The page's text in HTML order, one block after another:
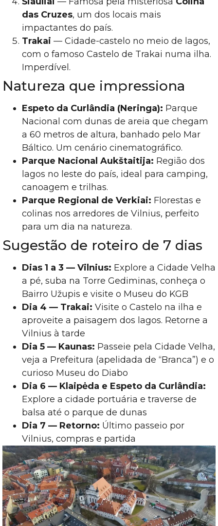
das Cruzes, um dos locais mais
impactantes do país.
Trakai — Cidade-castelo no meio de lagos,
com o famoso Castelo de Trakai numa ilha.
Imperdível.
Natureza que impressiona
Espeto da Curlândia (Neringa): Parque
Nacional com dunas de areia que chegam
a 60 metros de altura, banhado pelo Mar
Báltico. Um cenário cinematográfico.
Parque Nacional Aukštaitija: Região dos
lagos no leste do país, ideal para camping,
canoagem e trilhas.
Parque Regional de Verkiai: Florestas e
colinas nos arredores de Vilnius, perfeito
para um dia na natureza.
Sugestão de roteiro de 7 dias
Dias 1 a 3 — Vilnius: Explore a Cidade Velha
a pé, suba na Torre Gediminas, conheça o
Bairro Užupis e visite o Museu do KGB
Dia 4 — Trakai: Visite o Castelo na ilha e
aproveite a paisagem dos lagos. Retorne a
Vilnius à tarde
Dia 5 — Kaunas: Passeie pela Cidade Velha,
veja a Prefeitura (apelidada de “Branca”) e o
curioso Museu do Diabo
Dia 6 — Klaipėda e Espeto da Curlândia:
Explore a cidade portuária e traverse de
balsa até o parque de dunas
Dia 7 — Retorno: Último passeio por
Vilnius, compras e partida